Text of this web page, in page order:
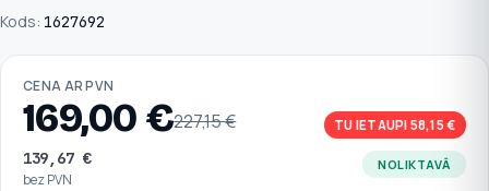
Kods: 1627692
CENA AR PVN
169,00 €227,15€ TU IETAUPI 58,15 €
NOLIKTAVĀ
139,67 €
bez PVN